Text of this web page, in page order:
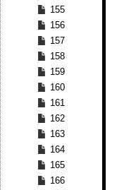
155
156
157
158
159
160
161
162
163
164
165
166